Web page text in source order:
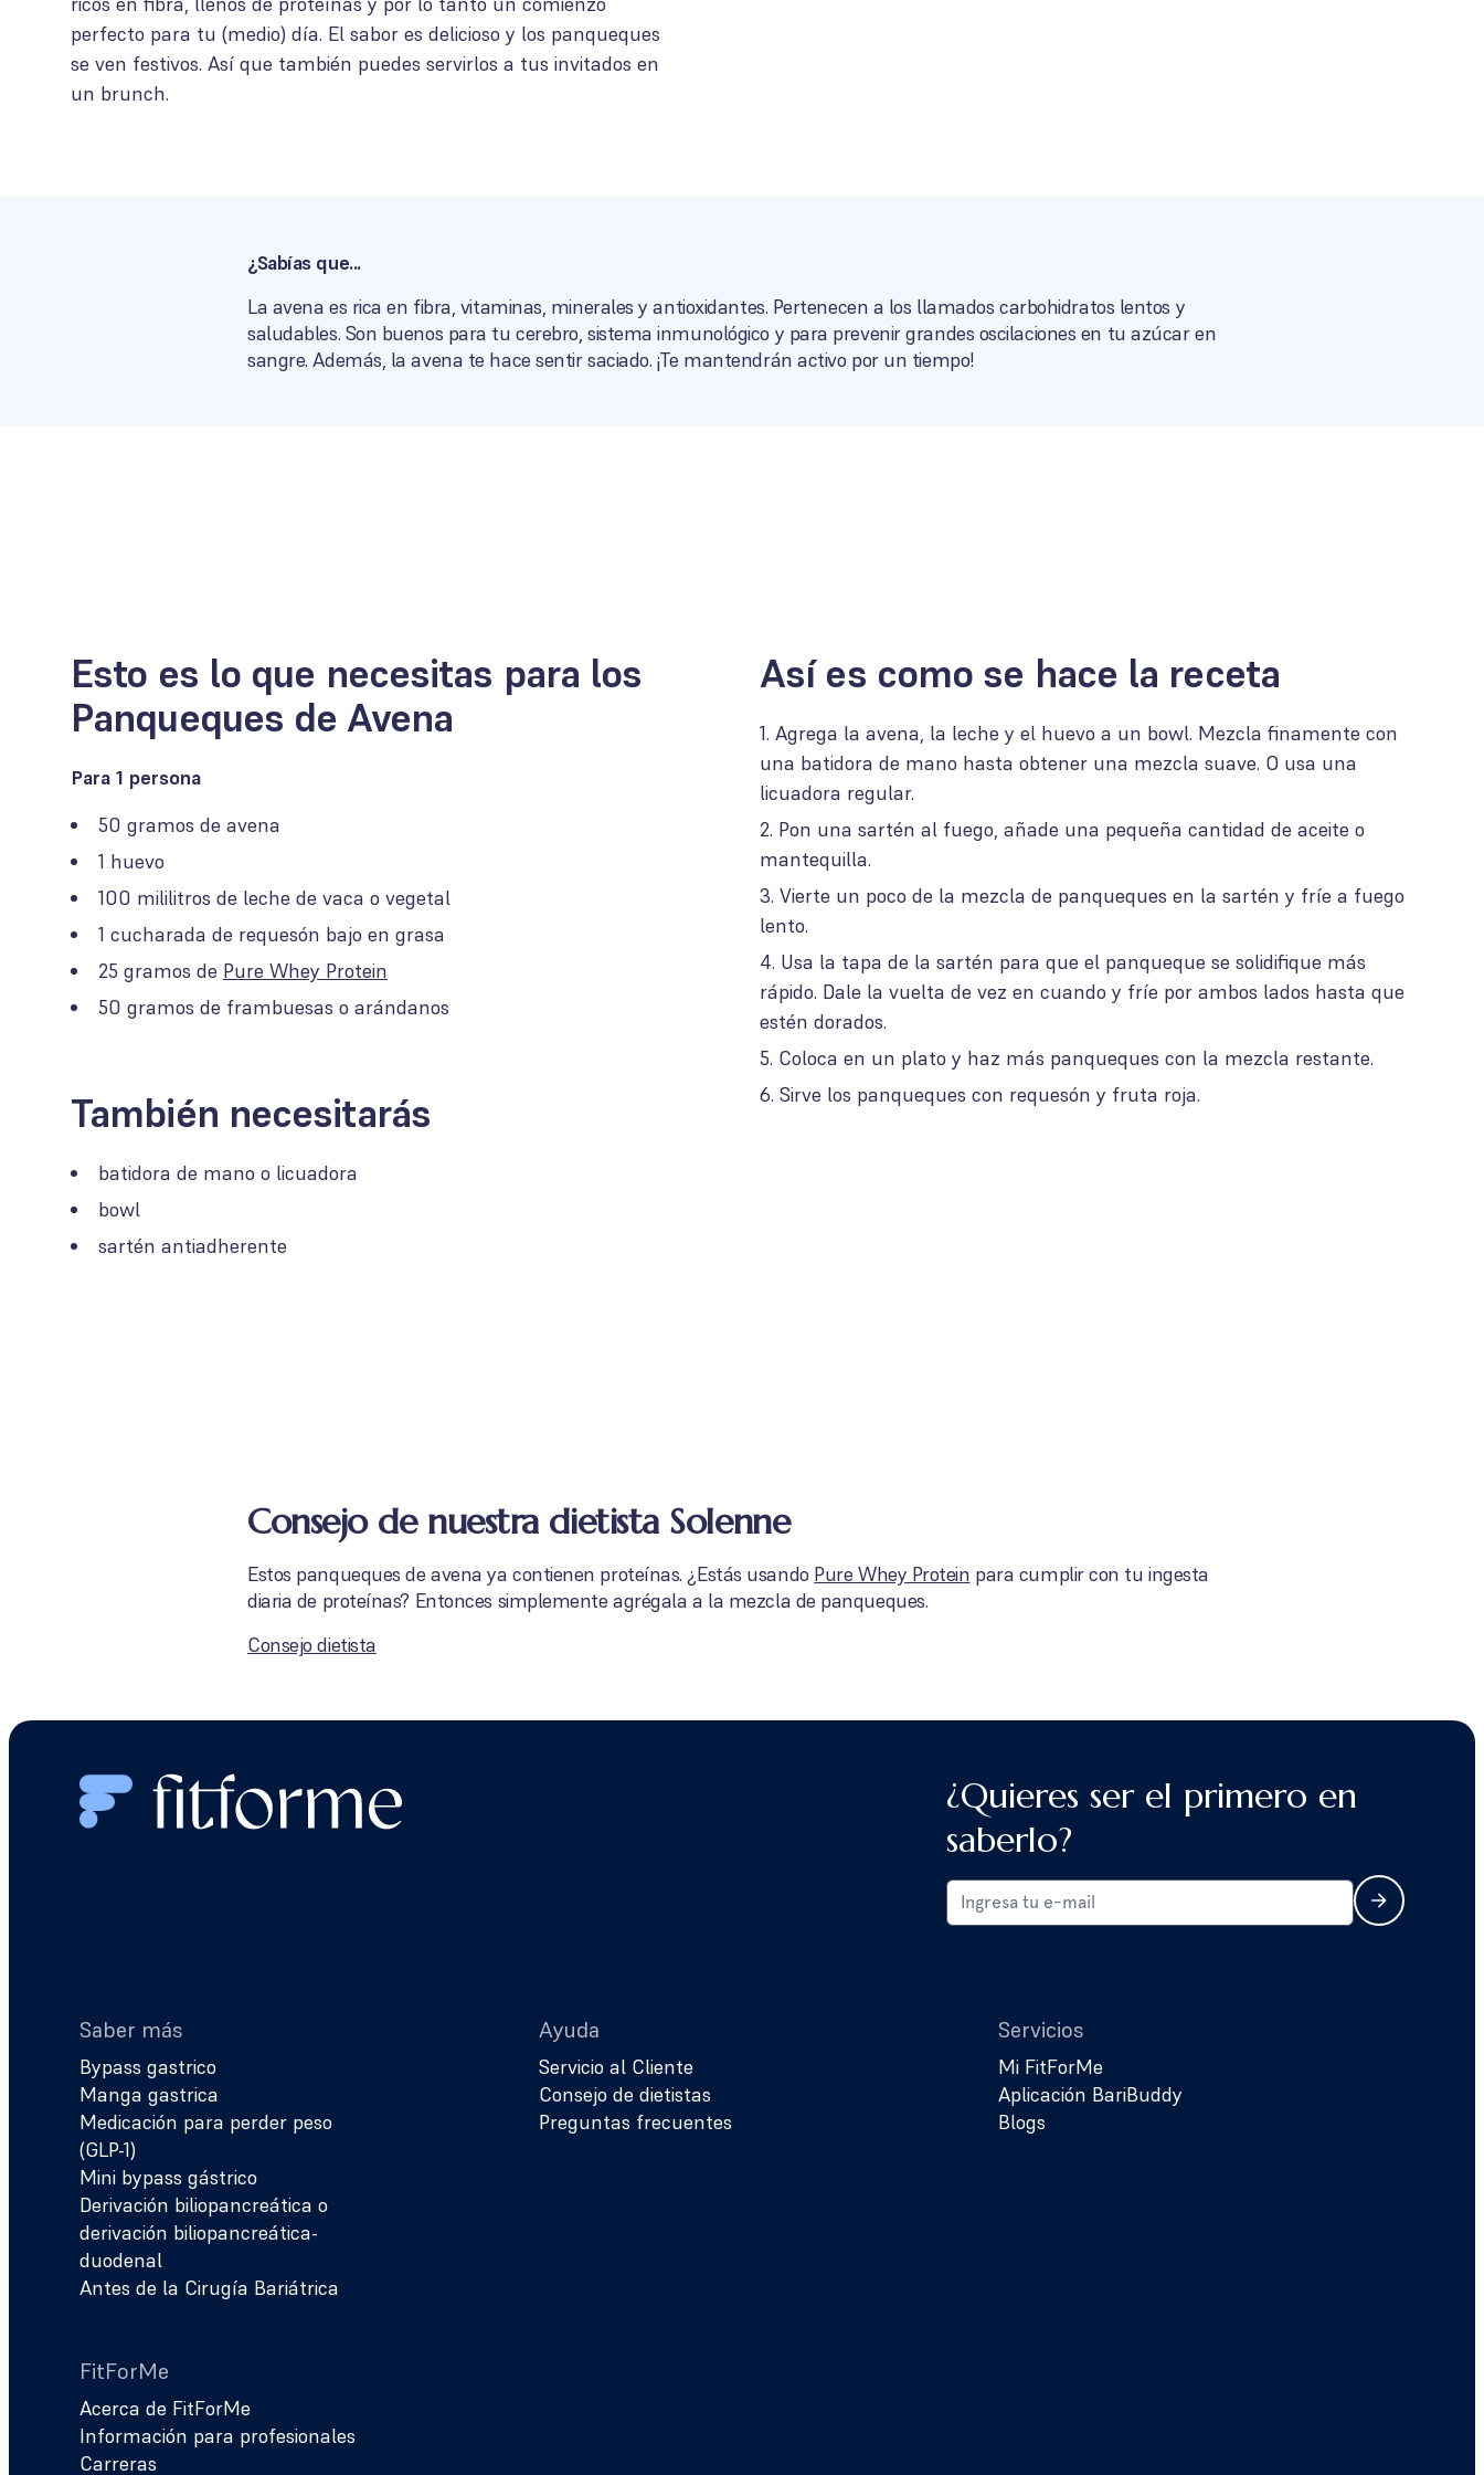
perfecto para tu (medio) día. El sabor es delicioso y los panqueques
se ven festivos. Así que también puedes servirlos a tus invitados en
un brunch.
¿Sabías que...
La avena es rica en fibra, vitaminas, minerales y antioxidantes. Pertenecen a los llamados carbohidratos lentos y
saludables. Son buenos para tu cerebro, sistema inmunológico y para prevenir grandes oscilaciones en tu azúcar en
sangre. Además, la avena te hace sentir saciado. ¡Te mantendrán activo por un tiempo!
Esto es lo que necesitas para los
Panqueques de Avena
Para 1 persona
50 gramos de avena
1 huevo
100 mililitros de leche de vaca o vegetal
1 cucharada de requesón bajo en grasa
25 gramos de Pure Whey Protein
50 gramos de frambuesas o arándanos
También necesitarás
batidora de mano o licuadora
bowl
sartén antiadherente
Así es como se hace la receta
Agrega la avena, la leche y el huevo a un bowl. Mezcla finamente con
una batidora de mano hasta obtener una mezcla suave. O usa una
licuadora regular.
Pon una sartén al fuego, añade una pequeña cantidad de aceite o
mantequilla.
Vierte un poco de la mezcla de panqueques en la sartén y fríe a fuego
lento.
Usa la tapa de la sartén para que el panqueque se solidifique más
rápido. Dale la vuelta de vez en cuando y fríe por ambos lados hasta que
estén dorados.
Coloca en un plato y haz más panqueques con la mezcla restante.
Sirve los panqueques con requesón y fruta roja.
Consejo de nuestra dietista Solenne
Estos panqueques de avena ya contienen proteínas. ¿Estás usando Pure Whey Protein para cumplir con tu ingesta
diaria de proteínas? Entonces simplemente agrégala a la mezcla de panqueques.
Consejo dietista
¿Quieres ser el primero en
saberlo?
Saber más
Bypass gastrico
Manga gastrica
Medicación para perder peso
(GLP-1)
Mini bypass gástrico
Derivación biliopancreática o
derivación biliopancreática-
duodenal
Antes de la Cirugía Bariátrica
Ayuda
Servicio al Cliente
Consejo de dietistas
Preguntas frecuentes
Servicios
Mi FitForMe
Aplicación BariBuddy
Blogs
FitForMe
Acerca de FitForMe
Información para profesionales
Carreras